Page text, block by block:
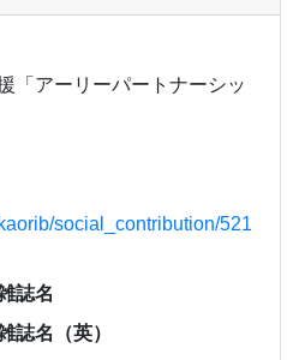
「アーリーパートナーシッ
social_contribution/521
誌名
誌名（英）